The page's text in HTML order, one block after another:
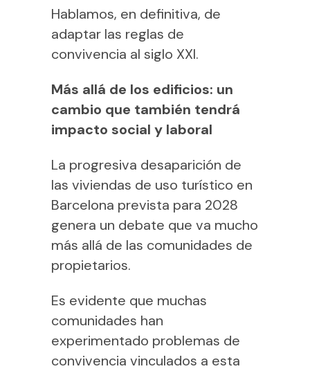
Hablamos, en definitiva, de
adaptar las reglas de
convivencia al siglo XXI.
Más allá de los edificios: un
cambio que también tendrá
impacto social y laboral
La progresiva desaparición de
las viviendas de uso turístico en
Barcelona prevista para 2028
genera un debate que va mucho
más allá de las comunidades de
propietarios.
Es evidente que muchas
comunidades han
experimentado problemas de
convivencia vinculados a esta